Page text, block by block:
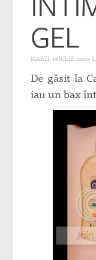
GEL
MARȚI, 14 IULIE, 2009
De găsit la
iau un bax